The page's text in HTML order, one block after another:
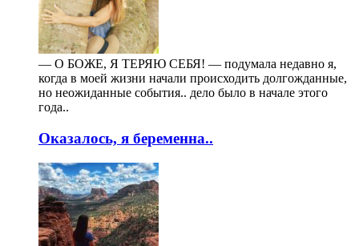
— О БОЖЕ, Я ТЕРЯЮ СЕБЯ! — подумала недавно я,
когда в моей жизни начали происходить долгожданные,
но неожиданные события.. дело было в начале этого
года..
Оказалось, я беременна..